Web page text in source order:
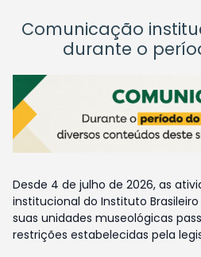
Comunicação
durante o
Desde 4 de julho de 2026, as
institucional do Instituto
suas unidades museológicas
restrições estabelecidas pela